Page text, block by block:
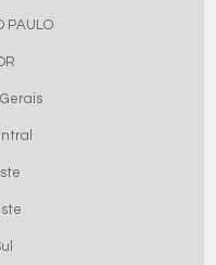
PAULO